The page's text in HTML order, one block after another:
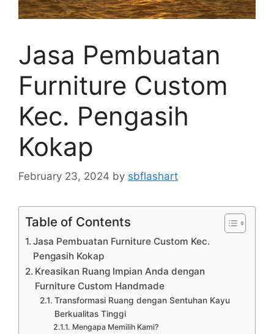
Jasa Pembuatan
Furniture Custom
Kec. Pengasih
Kokap
February 23, 2024 by sbflashart
Table of Contents
Jasa Pembuatan Furniture Custom Kec.
Pengasih Kokap
Kreasikan Ruang Impian Anda dengan
Furniture Custom Handmade
Transformasi Ruang dengan Sentuhan Kayu
Berkualitas Tinggi
Mengapa Memilih Kami?